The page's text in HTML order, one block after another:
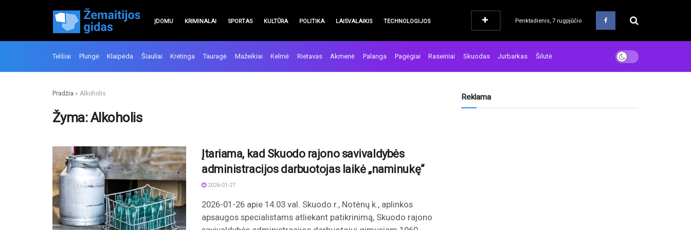
ĮDOMU KRIMINALAI SPORTAS KULTŪRA POLITIKA LAISVALAIKIS TECHNOLOGIJOS Penktadienis, 7 rugpjūčio
Telšiai Plungė Klaipėda Šiauliai Kretinga Tauragė Mažeikiai Kelmė Rietavas Akmenė Palanga Pagėgiai Raseiniai Skuodas Jurbarkas Šilutė
Pradžia » Alkoholis
Žyma:Alkoholis
Įtariama, kad Skuodo rajono savivaldybės
administracijos darbuotojas laikė „naminukę“
2026-01-27
2026-01-26 apie 14.03 val. Skuodo r., Notėnų k., aplinkos
apsaugos specialistams atliekant patikrinimą, Skuodo rajono
Reklama